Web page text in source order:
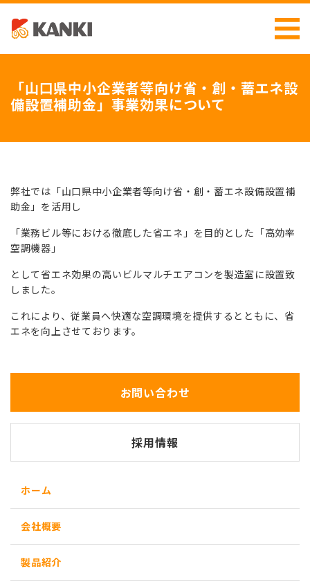
「山口県中小企業者等向け省・創・蓄エネ設
備設置補助金」事業効果について
弊社では「山口県中小企業者等向け省・創・蓄エネ設備設置補
助金」を活用し
「業務ビル等における徹底した省エネ」を目的とした「高効率
空調機器」
として省エネ効果の高いビルマルチエアコンを製造室に設置致
しました。
これにより、従業員へ快適な空調環境を提供するとともに、省
エネを向上させております。
お問い合わせ
採用情報
ホーム
会社概要
製品紹介